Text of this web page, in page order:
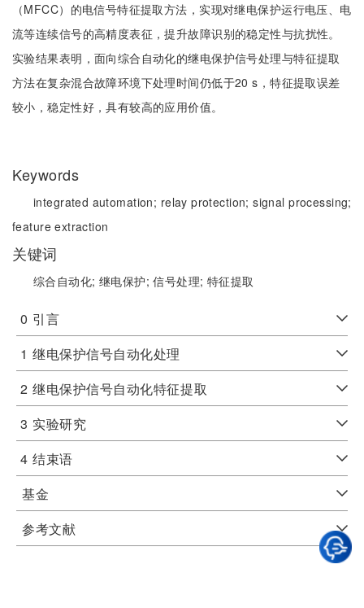
（MFCC）的电信号特征提取方法，实现对继电保护运行电压、电
流等连续信号的高精度表征，提升故障识别的稳定性与抗扰性。
实验结果表明，面向综合自动化的继电保护信号处理与特征提取
方法在复杂混合故障环境下处理时间仍低于20 s，特征提取误差
较小，稳定性好，具有较高的应用价值。
Keywords
integrated automation; relay protection;signal processing;
feature extraction
关键词
综合自动化; 继电保护;信号处理;特征提取
0 引言
1 继电保护信号自动化处理
2 继电保护信号自动化特征提取
3 实验研究
4 结束语
基金
参考文献